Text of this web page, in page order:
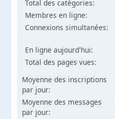
Total des catégories:
Membres en ligne:
Connexions simultanées:
En ligne aujourd'hui:
Total des pages vues:
Moyenne des inscriptions
par jour:
Moyenne des messages
par jour: